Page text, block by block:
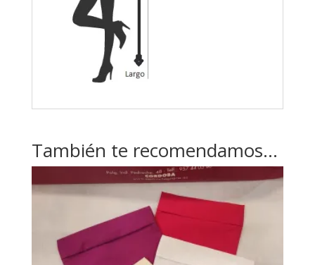
También te recomendamos…